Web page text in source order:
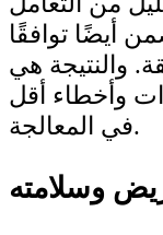
أيضًا توافقًا
والنتيجة هي
وأخطاء أقل
في المعالجة.
وسلامته